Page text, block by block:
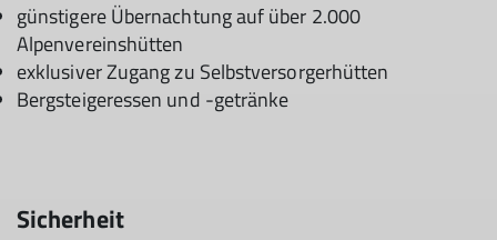
günstigere Übernachtung auf über 2.000
Alpenvereinshütten
exklusiver Zugang zu Selbstversorgerhütten
Bergsteigeressen und -getränke
Sicherheit